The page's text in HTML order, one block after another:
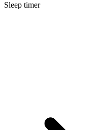
Sleep timer